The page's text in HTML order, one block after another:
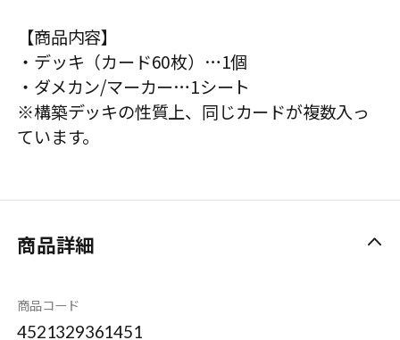
【商品内容】
・デッキ（カード60枚）…1個
・ダメカン/マーカー…1シート
※構築デッキの性質上、同じカードが複数入っ
ています。
商品詳細
商品コード
4521329361451